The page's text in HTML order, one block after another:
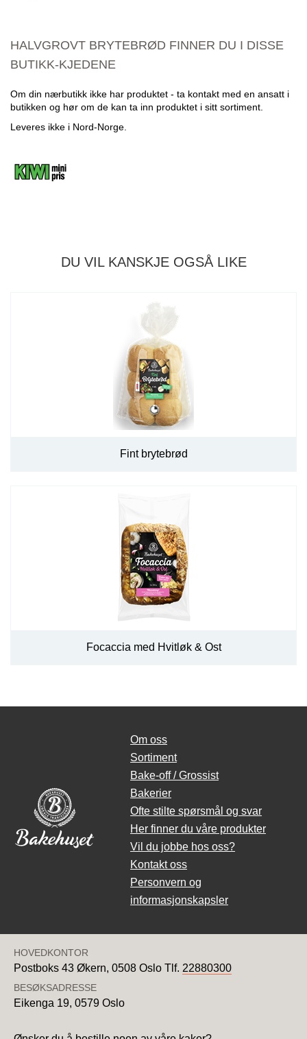
HALVGROVT BRYTEBRØD FINNER DU I DISSE
BUTIKK-KJEDENE
Om din nærbutikk ikke har produktet - ta kontakt med en ansatt i
butikken og hør om de kan ta inn produktet i sitt sortiment.
Leveres ikke i Nord-Norge.
DU VIL KANSKJE OGSÅ LIKE
Fint brytebrød
Focaccia med Hvitløk & Ost
Om oss
Sortiment
Bake-off / Grossist
Bakerier
Ofte stilte spørsmål og svar
Her finner du våre produkter
Vil du jobbe hos oss?
Kontakt oss
Personvern og
informasjonskapsler
HOVEDKONTOR
Postboks 43 Økern, 0508 Oslo Tlf. 22880300
BESØKSADRESSE
Eikenga 19, 0579 Oslo